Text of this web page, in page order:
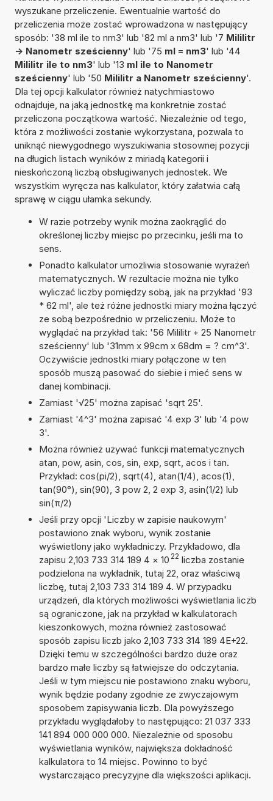
wyszukane przeliczenie. Ewentualnie wartość do
przeliczenia może zostać wprowadzona w następujący
sposób: '38 ml ile to nm3' lub '82 ml a nm3' lub '7 Mililitr
-> Nanometr sześcienny' lub '75 ml = nm3' lub '44
Mililitr ile to nm3' lub '13 ml ile to Nanometr
sześcienny' lub '50 Mililitr a Nanometr sześcienny'.
Dla tej opcji kalkulator również natychmiastowo
odnajduje, na jaką jednostkę ma konkretnie zostać
przeliczona początkowa wartość. Niezależnie od tego,
która z możliwości zostanie wykorzystana, pozwala to
uniknąć niewygodnego wyszukiwania stosownej pozycji
na długich listach wyników z miriadą kategorii i
nieskończoną liczbą obsługiwanych jednostek. We
wszystkim wyręcza nas kalkulator, który załatwia całą
sprawę w ciągu ułamka sekundy.
W razie potrzeby wynik można zaokrąglić do
określonej liczby miejsc po przecinku, jeśli ma to
sens.
Ponadto kalkulator umożliwia stosowanie wyrażeń
matematycznych. W rezultacie można nie tylko
wyliczać liczby pomiędzy sobą, jak na przykład '93
* 62 ml', ale też różne jednostki miary można łączyć
ze sobą bezpośrednio w przeliczeniu. Może to
wyglądać na przykład tak: '56 Mililitr + 25 Nanometr
sześcienny' lub '31mm x 99cm x 68dm = ? cm^3'.
Oczywiście jednostki miary połączone w ten
sposób muszą pasować do siebie i mieć sens w
danej kombinacji.
Zamiast '√25' można zapisać 'sqrt 25'.
Zamiast '4^3' można zapisać '4 exp 3' lub '4 pow
3'.
Można również używać funkcji matematycznych
atan, pow, asin, cos, sin, exp, sqrt, acos i tan.
Przykład: cos(pi/2), sqrt(4), atan(1/4), acos(1),
tan(90°), sin(90), 3 pow 2, 2 exp 3, asin(1/2) lub
sin(π/2)
Jeśli przy opcji 'Liczby w zapisie naukowym'
postawiono znak wyboru, wynik zostanie
wyświetlony jako wykładniczy. Przykładowo, dla
zapisu 2,103 733 314 189 4 × 10 22 liczba zostanie
podzielona na wykładnik, tutaj 22, oraz właściwą
liczbę, tutaj 2,103 733 314 189 4. W przypadku
urządzeń, dla których możliwości wyświetlania liczb
są ograniczone, jak na przykład w kalkulatorach
kieszonkowych, można również zastosować
sposób zapisu liczb jako 2,103 733 314 189 4E+22.
Dzięki temu w szczególności bardzo duże oraz
bardzo małe liczby są łatwiejsze do odczytania.
Jeśli w tym miejscu nie postawiono znaku wyboru,
wynik będzie podany zgodnie ze zwyczajowym
sposobem zapisywania liczb. Dla powyższego
przykładu wyglądałoby to następująco: 21 037 333
141 894 000 000 000. Niezależnie od sposobu
wyświetlania wyników, największa dokładność
kalkulatora to 14 miejsc. Powinno to być
wystarczająco precyzyjne dla większości aplikacji.